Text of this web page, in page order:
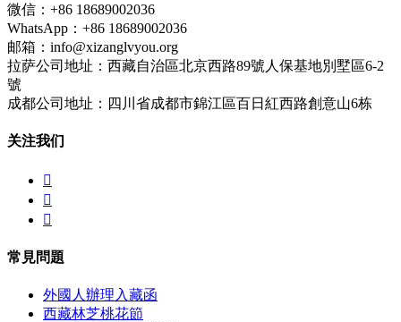
微信：+86 18689002036
WhatsApp：+86 18689002036
邮箱：info@xizanglvyou.org
拉萨公司地址：西藏自治區北京西路89號人保基地別墅區6-2
號
成都公司地址：四川省成都市錦江區百日紅西路創意山6栋
关注我们



常見問題
外國人辦理入藏函
西藏林芝桃花節